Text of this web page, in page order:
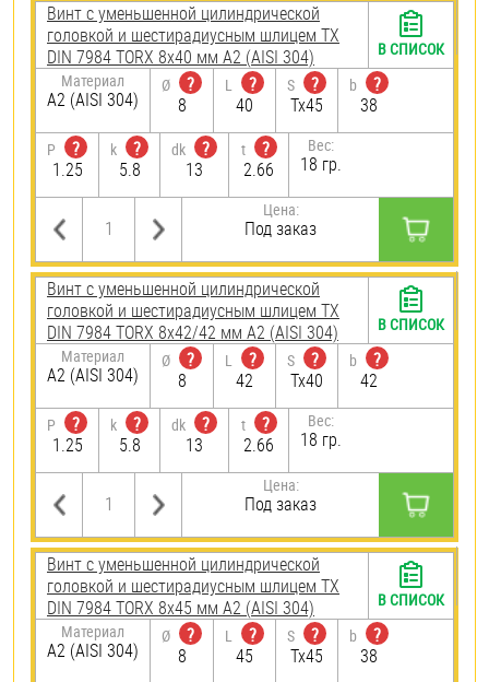
Винт с уменьшенной цилиндрической
головкой и шестирадиусным шлицем TX
DIN 7984 TORX 8х40 мм А2 (AISI 304)
Материал
А2 (AISI 304)
Ø
?
8
L
?
40
S
?
Tx45
b
?
38
P
?
1.25
k
?
5.8
dk
?
13
t
?
2.66
Вес:
18 гр.
Цена:
Под заказ
В СПИСОК
Винт с уменьшенной цилиндрической
головкой и шестирадиусным шлицем TX
DIN 7984 TORX 8х42/42 мм А2 (AISI 304)
Материал
А2 (AISI 304)
Ø
?
8
L
?
42
S
?
Tx40
b
?
42
P
?
1.25
k
?
5.8
dk
?
13
t
?
2.66
Вес:
18 гр.
Цена:
Под заказ
В СПИСОК
Винт с уменьшенной цилиндрической
головкой и шестирадиусным шлицем TX
DIN 7984 TORX 8х45 мм А2 (AISI 304)
Материал
А2 (AISI 304)
Ø
?
8
L
?
45
S
?
Tx45
b
?
38
В СПИСОК